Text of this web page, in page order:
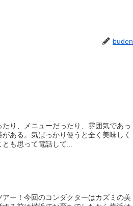
buden
り、メニューだったり、雰囲気であっ
ある。気ばっかり使うと全く美味しく
も思って電話して...
ー！今回のコンダクターはカズミの美